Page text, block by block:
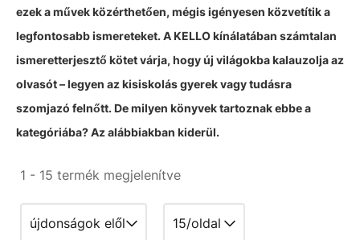
ezek a művek közérthetően, mégis igényesen közvetítik a
legfontosabb ismereteket. A KELLO kínálatában számtalan
ismeretterjesztő kötet várja, hogy új világokba kalauzolja az
olvasót – legyen az kisiskolás gyerek vagy tudásra
szomjazó felnőtt. De milyen könyvek tartoznak ebbe a
kategóriába? Az alábbiakban kiderül.
1 - 15 termék megjelenítve